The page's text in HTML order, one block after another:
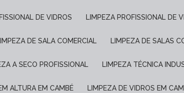
DE VIDROS LIMPEZA PROFISSIONAL DE
LIMPEZA DE SALA COMERCIAL LIMPEZA DE SALAS
A SECO PROFISSIONAL LIMPEZA TÉCNICA
ALTURA EM CAMBÉ LIMPEZA DE VIDROS EM